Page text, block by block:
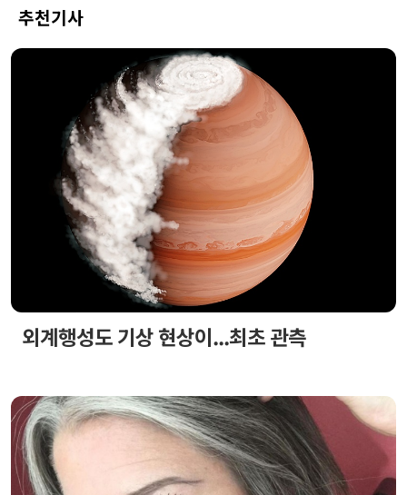
추천기사
외계행성도 기상 현상이...최초 관측